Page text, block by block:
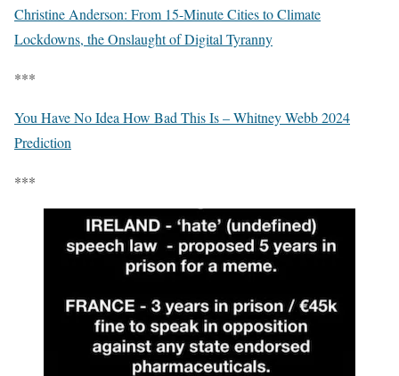
Christine Anderson: From 15-Minute Cities to Climate
Lockdowns, the Onslaught of Digital Tyranny
***
You Have No Idea How Bad This Is – Whitney Webb 2024
Prediction
***